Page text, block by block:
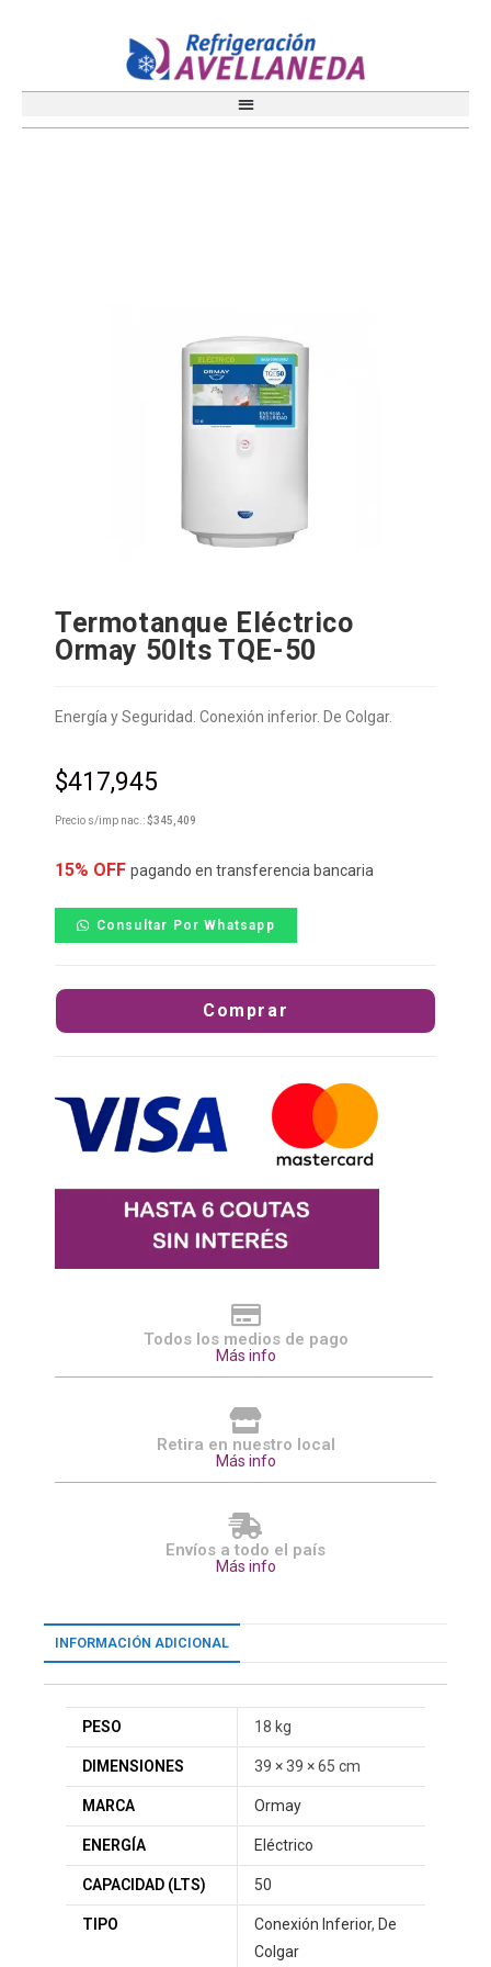
Termotanque Eléctrico
Ormay 50lts TQE-50
Energía y Seguridad. Conexión inferior. De Colgar.
$417,945
Precio s/imp nac.:$345,409
15% OFF pagando en transferencia bancaria
Consultar Por Whatsapp
Comprar
Todos los medios de pago
Más info
Retira en nuestro local
Más info
Envíos a todo el país
Más info
INFORMACIÓN ADICIONAL
PESO 18 kg
DIMENSIONES 39 × 39 × 65 cm
MARCA Ormay
ENERGÍA Eléctrico
CAPACIDAD (LTS) 50
TIPO Conexión Inferior, De
Colgar